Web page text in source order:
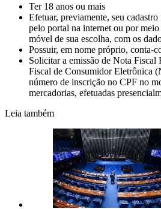
Ter 18 anos ou mais
Efetuar, previamente, seu
pelo portal na internet ou por
móvel de sua escolha, com os
Possuir, em nome próprio, conta-
Solicitar a emissão de Nota
Fiscal de Consumidor Eletrônica
número de inscrição no CPF no
mercadorias, efetuadas
Leia também